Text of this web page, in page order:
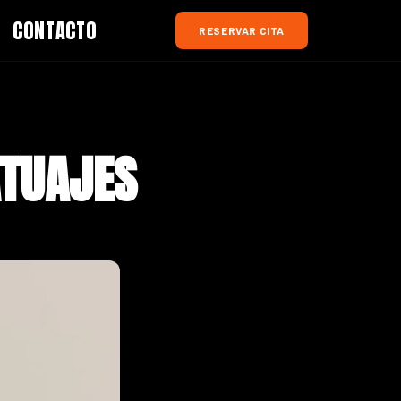
CONTACTO RESERVAR CITA